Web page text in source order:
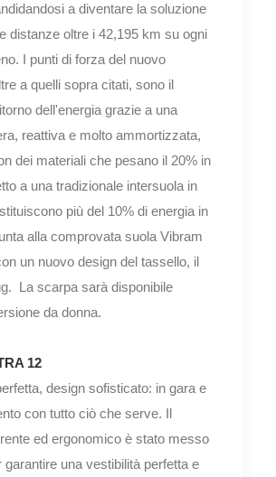
a diventare la soluzione
distanze oltre i 42,195 km su ogni
I punti di forza del nuovo
a quelli sopra citati, sono il
dell'energia grazie a una
reattiva e molto ammortizzata,
dei materiali che pesano il 20% in
a una tradizionale intersuola in
più del 10% di energia in
alla comprovata suola Vibram
un nuovo design del tassello, il
La scarpa sarà disponibile
da donna.
12
design sofisticato: in gara e
con tutto ciò che serve. Il
ed ergonomico è stato messo
garantire una vestibilità perfetta e